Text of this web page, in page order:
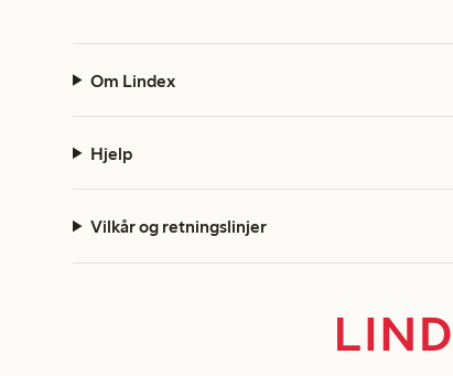
Om Lindex
Hjelp
Vilkår og retningslinjer